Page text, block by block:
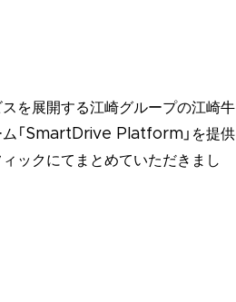
を展開する江崎グループの江崎牛
ム「SmartDrive Platform」を提供
ックにてまとめていただきまし